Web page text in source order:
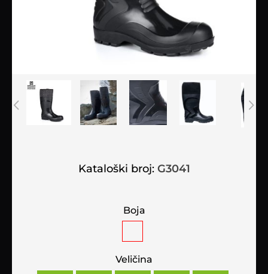
Kataloški broj: G3041
Boja
Veličina